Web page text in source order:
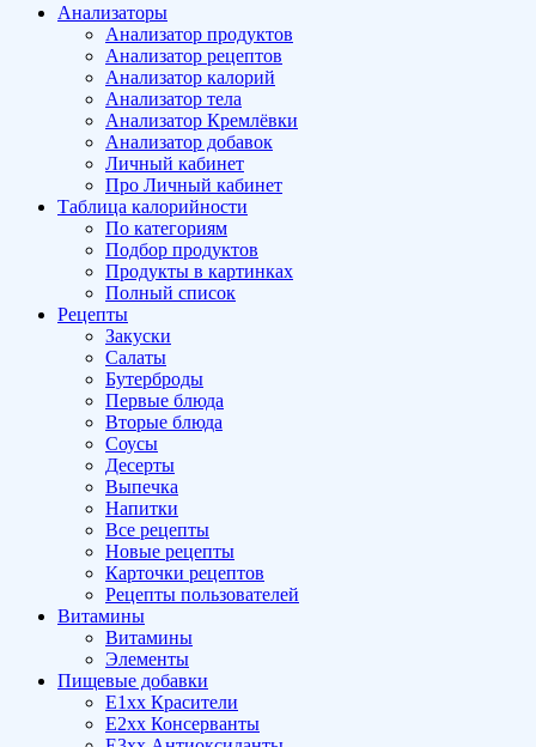
Анализаторы
Анализатор продуктов
Анализатор рецептов
Анализатор калорий
Анализатор тела
Анализатор Кремлёвки
Анализатор добавок
Личный кабинет
Про Личный кабинет
Таблица калорийности
По категориям
Подбор продуктов
Продукты в картинках
Полный список
Рецепты
Закуски
Салаты
Бутерброды
Первые блюда
Вторые блюда
Соусы
Десерты
Выпечка
Напитки
Все рецепты
Новые рецепты
Карточки рецептов
Рецепты пользователей
Витамины
Витамины
Элементы
Пищевые добавки
E1xx Красители
E2xx Консерванты